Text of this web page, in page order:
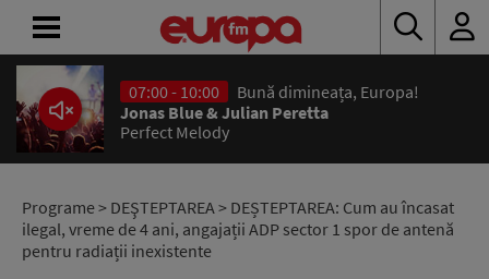
07:00 - 10:00
Bună dimineața, Europa!
Jonas Blue & Julian Peretta
Perfect Melody
Programe> DEŞTEPTAREA> DEȘTEPTAREA: Cum au încasat
ilegal, vreme de 4 ani, angajații ADP sector 1 spor de antenă
pentru radiații inexistente
ACASĂ
ȘTIRI
RADIO
CONCURSURI